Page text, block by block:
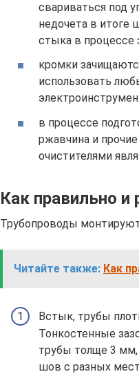
свариваться под
недочета в итоге
стыка в процессе
кромки
использовать
в процессе
ржавчина и
очистителями
Как правильно и
Трубопроводы
Читайте также: Как
Встык, трубы
Тонкостенные
трубы толще 3 мм,
шов с разных